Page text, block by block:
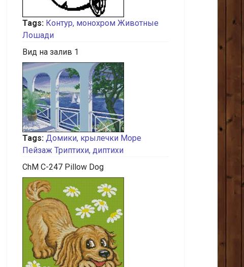
Tags: Контур, монохром Животные
Лошади
Вид на залив 1
Tags: Домики, крылечки Море
Пейзаж Триптихи, диптихи
ChM C-247 Pillow Dog